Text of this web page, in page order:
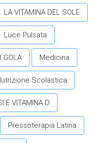
LA VITAMINA DEL SOLE
Luce Pulsata
GOLA Medicina
Scolastica
E VITAMINA D
Pressoterapia Latina